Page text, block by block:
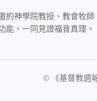
約神學院教授、教會牧師
，一同見證福音真理。
© 《基督教週